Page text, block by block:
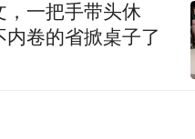
，一把手带头休
内卷的省掀桌子了